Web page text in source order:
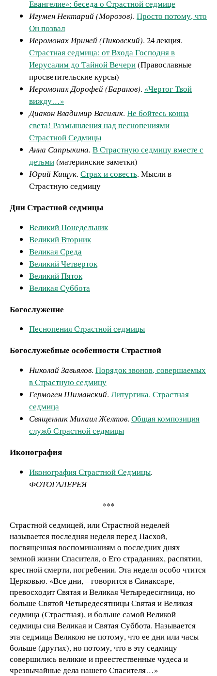
Евангелие»: беседа о Страстной седмице
Игумен Нектарий (Морозов). Просто потому, что
Он позвал
Иеромонах Ириней (Пиковский). 24 лекция.
Страстная седмица: от Входа Господня в
Иерусалим до Тайной Вечери(Православные
просветительские курсы)
Иеромонах Дорофей (Баранов). «Чертог Твой
вижду…»
Диакон Владимир Василик. Не бойтесь конца
света! Размышления над песнопениями
Страстной Седмицы
Анна Сапрыкина. В Страстную седмицу вместе с
детьми(материнские заметки)
Юрий Кищук. Страх и совесть. Мысли в
Страстную седмицу
Дни Страстной седмицы
Великий Понедельник
Великий Вторник
Великая Среда
Великий Четверток
Великий Пяток
Великая Суббота
Богослужение
Песнопения Страстной седмицы
Богослужебные особенности Страстной
Николай Завьялов. Порядок звонов, совершаемых
в Страстную седмицу
Гермоген Шиманский. Литургика. Страстная
седмица
Священник Михаил Желтов. Общая композиция
служб Страстной седмицы
Иконография
Иконография Страстной Седмицы.
ФОТОГАЛЕРЕЯ
***
Страстной седмицей, или Страстной неделей
называется последняя неделя перед Пасхой,
посвященная воспоминаниям о последних днях
земной жизни Спасителя, о Его страданиях, распятии,
крестной смерти, погребении. Эта неделя особо чтится
Церковью. «Все дни, – говорится в Синаксаре, –
превосходит Святая и Великая Четыредесятница, но
больше Святой Четыредесятницы Святая и Великая
седмица (Страстная), и больше самой Великой
седмицы сия Великая и Святая Суббота. Называется
эта седмица Великою не потому, что ее дни или часы
больше (других), но потому, что в эту седмицу
совершились великие и преестественные чудеса и
чрезвычайные дела нашего Спасителя…»